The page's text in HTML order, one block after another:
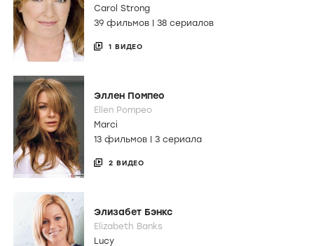
Carol Strong
39 фильмов | 38 сериалов
1 ВИДЕО
Эллен Помпео
Ellen Pompeo
Marci
13 фильмов | 3 сериала
2 ВИДЕО
Элизабет Бэнкс
Elizabeth Banks
Lucy